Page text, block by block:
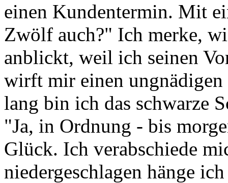
einen Kundentermin. Mit
Zwölf auch?" Ich merke,
anblickt, weil ich seinen
wirft mir einen
lang bin ich das schwarze
"Ja, in Ordnung - bis
Glück. Ich verabschiede
niedergeschlagen hänge